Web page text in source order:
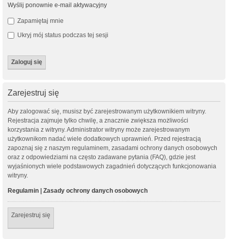
Wyślij ponownie e-mail aktywacyjny
Zapamiętaj mnie
Ukryj mój status podczas tej sesji
Zarejestruj się
Aby zalogować się, musisz być zarejestrowanym użytkownikiem witryny.
Rejestracja zajmuje tylko chwilę, a znacznie zwiększa możliwości
korzystania z witryny. Administrator witryny może zarejestrowanym
użytkownikom nadać wiele dodatkowych uprawnień. Przed rejestracją
zapoznaj się z naszym regulaminem, zasadami ochrony danych osobowych
oraz z odpowiedziami na często zadawane pytania (FAQ), gdzie jest
wyjaśnionych wiele podstawowych zagadnień dotyczących funkcjonowania
witryny.
Regulamin | Zasady ochrony danych osobowych
Zarejestruj się